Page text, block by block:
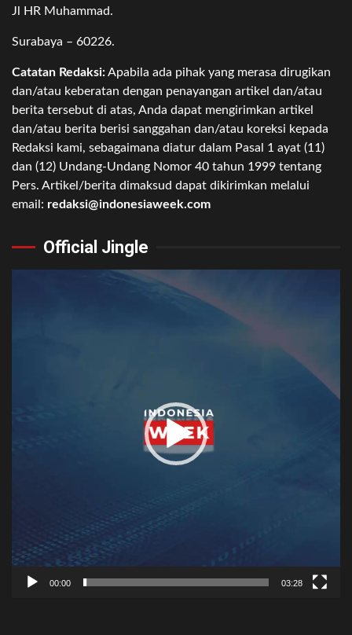
Jl HR Muhammad.
Surabaya – 60226.
Catatan Redaksi:Apabila ada pihak yang merasa dirugikan
dan/atau keberatan dengan penayangan artikel dan/atau
berita tersebut di atas, Anda dapat mengirimkan artikel
dan/atau berita berisi sanggahan dan/atau koreksi kepada
Redaksi kami, sebagaimana diatur dalam Pasal 1 ayat (11)
dan (12) Undang-Undang Nomor 40 tahun 1999 tentang
Pers. Artikel/berita dimaksud dapat dikirimkan melalui
email: redaksi@indonesiaweek.com
Official Jingle
00:00 03:28